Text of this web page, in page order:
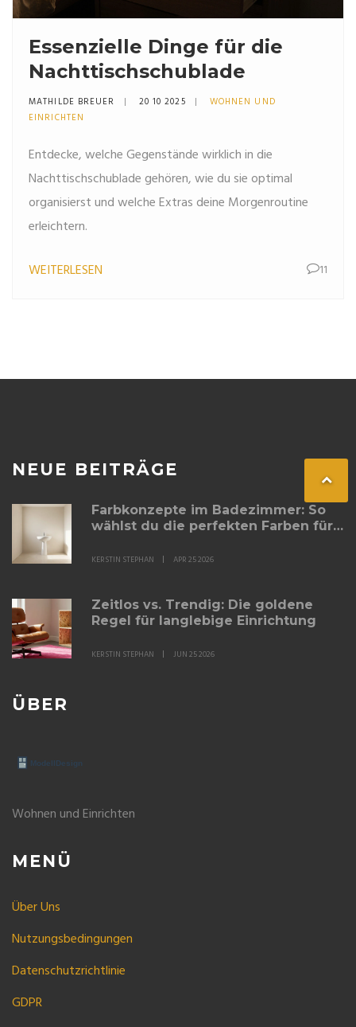
Essenzielle Dinge für die
Nachttischschublade
MATHILDE BREUER 20 10 2025
WOHNEN UND
EINRICHTEN
Entdecke, welche Gegenstände wirklich in die
Nachttischschublade gehören, wie du sie optimal
organisierst und welche Extras deine Morgenroutine
erleichtern.
WEITERLESEN 11
NEUE BEITRÄGE
Farbkonzepte im Badezimmer: So
wählst du die perfekten Farben für
KERSTIN STEPHAN APR 25 2026
Zeitlos vs. Trendig: Die goldene
Regel für langlebige Einrichtung
KERSTIN STEPHAN JUN 25 2026
ÜBER
Wohnen und Einrichten
MENÜ
Über Uns
Nutzungsbedingungen
Datenschutzrichtlinie
GDPR